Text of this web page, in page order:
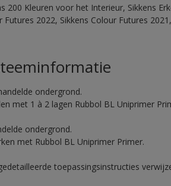
200 Kleuren voor het Interieur, Sikkens
Futures 2022, Sikkens Colour Futures
ondergrond.
met 1 à 2 lagen Rubbol BL Uniprimer
ondergrond.
met Rubbol BL Uniprimer Primer.
toepassingsinstructies